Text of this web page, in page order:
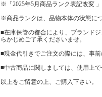
※「2025年5月商品ランク表記改変 」
※商品ランクは、品物本体の状態に
■在庫保管の都合により、ブランド
らかじめご了承くださいませ。
■現金代引きでご注文の際には、事
■中古商品に関しましては、使用上
以上をご留意の上、ご購入下さい。